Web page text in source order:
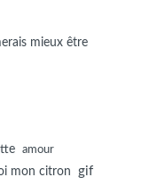
mieux être
amour
mon citron
gif